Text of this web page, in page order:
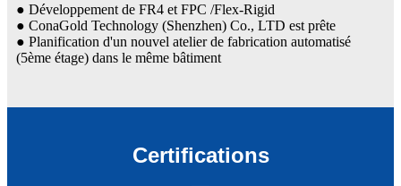
● Développement de FR4 et FPC /Flex-Rigid
● ConaGold Technology (Shenzhen) Co., LTD est prête
● Planification d'un nouvel atelier de fabrication automatisé
(5ème étage) dans le même bâtiment
Certifications